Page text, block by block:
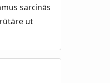
sarcinās
ut